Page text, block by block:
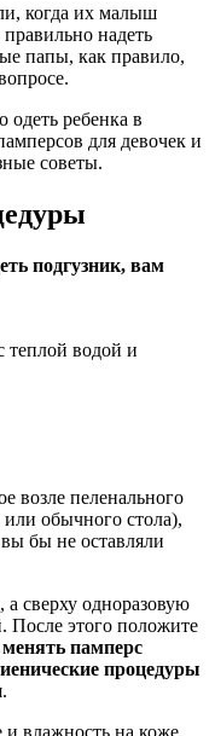
когда их малыш
надеть
папы, как правило,
одеть ребенка в
для девочек и
советы.
подгузник, вам
теплой водой и
возле пеленального
или обычного стола),
бы не оставляли
сверху одноразовую
После этого положите
памперс
процедуры
влажность на коже,